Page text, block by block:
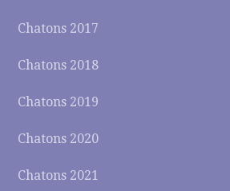
Chatons 2017
Chatons 2018
Chatons 2019
Chatons 2020
Chatons 2021